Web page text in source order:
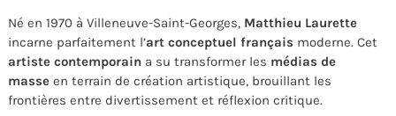
Né en 1970 à Villeneuve-Saint-Georges, Matthieu Laurette
incarne parfaitement l’art conceptuel français moderne. Cet
artiste contemporain a su transformer les médias de
masse en terrain de création artistique, brouillant les
frontières entre divertissement et réflexion critique.